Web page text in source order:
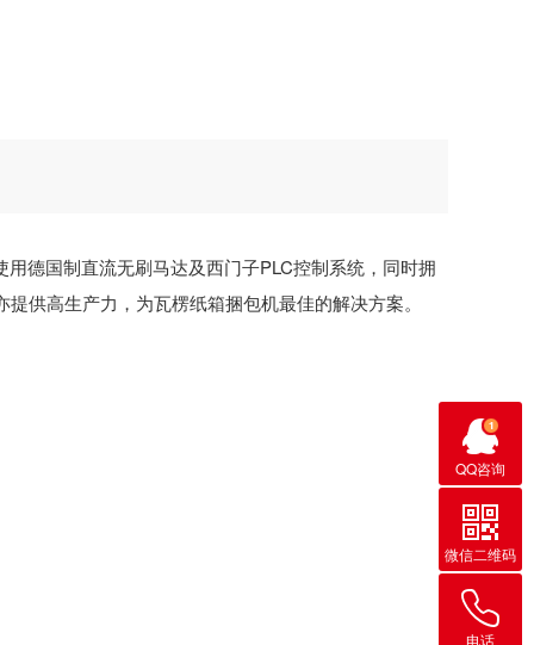
德国制直流无刷马达及西门子PLC控制系统，同时拥
供高生产力，为瓦楞纸箱捆包机最佳的解决方案。
QQ咨询
微信二维码
电话